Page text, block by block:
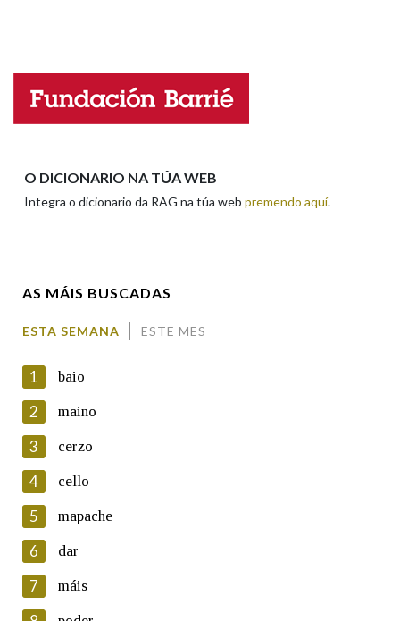
LIMPAR
Propoño mellorar a definición
Nome
En cumprimento da normativa vixente en materia de
Protección de Datos de Carácter Persoal, a Real Academia
Galega informa a aqueles usuarios que faciliten o seu correo
electrónico, así como calquera outra información de carácter
persoal, que estes datos serán obxecto de tratamento
automatizado de carácter confidencial e incorporados aos seus
ficheiros informáticos. Así mesmo, os usuarios poderán exercer o
seu dereito de acceso, rectificación, oposición e cancelación dos
seus datos poñéndose en contacto connosco.
O DICIONARIO NA TÚA WEB
Integra o dicionario da RAG na túa web premendo aquí.
AS MÁIS BUSCADAS
ESTA SEMANA ESTE MES
1 baio
2 maino
3 cerzo
4 cello
5 mapache
6 dar
7 máis